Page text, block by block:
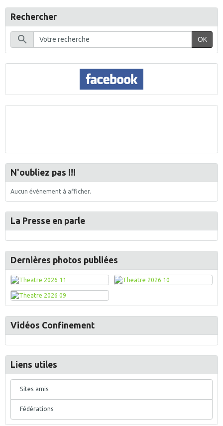
Rechercher
OK
N'oubliez pas !!!
Aucun évènement à afficher.
La Presse en parle
Dernières photos publiées
Vidéos Confinement
Liens utiles
Sites amis
Fédérations